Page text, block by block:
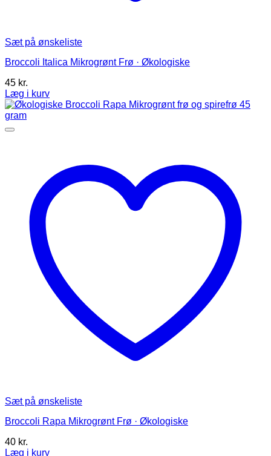
Sæt på ønskeliste
Broccoli Italica Mikrogrønt Frø · Økologiske
45 kr.
Læg i kurv
Dette
vare
har
varesiden
Sæt på ønskeliste
Broccoli Rapa Mikrogrønt Frø · Økologiske
40 kr.
Læg i kurv